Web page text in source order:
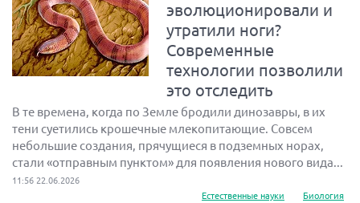
эволюционировали и
утратили ноги?
Современные
технологии позволили
это отследить
В те времена, когда по Земле бродили динозавры, в их
тени суетились крошечные млекопитающие. Совсем
небольшие создания, прячущиеся в подземных норах,
стали «отправным пунктом» для появления нового вида...
11:56 22.06.2026
Естественные науки
Биология